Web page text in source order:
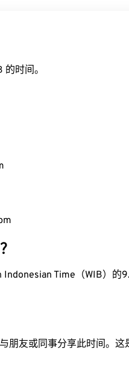
时间。
Time（WIB）的
朋友或同事分享此时间。